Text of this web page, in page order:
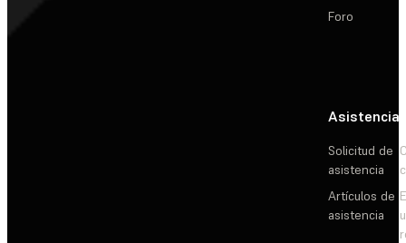
Foro
Asistencia
Solicitud de
asistencia
Artículos de
asistencia